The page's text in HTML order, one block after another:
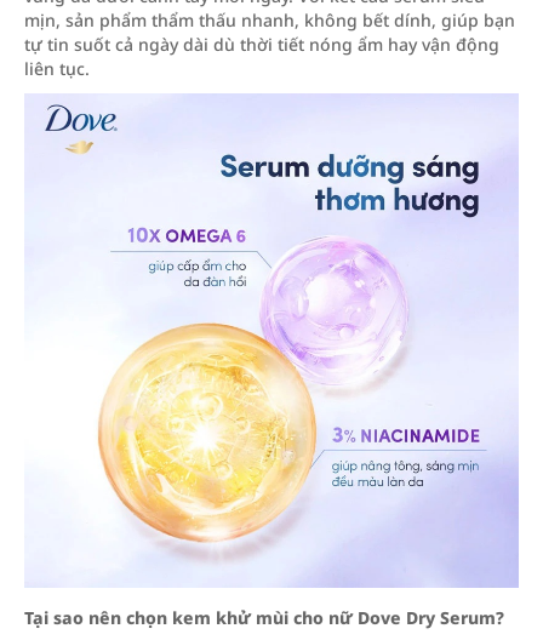
mịn, sản phẩm thẩm thấu nhanh, không bết dính, giúp bạn
tự tin suốt cả ngày dài dù thời tiết nóng ẩm hay vận động
liên tục.
Tại sao nên chọn kem khử mùi cho nữ Dove Dry Serum?